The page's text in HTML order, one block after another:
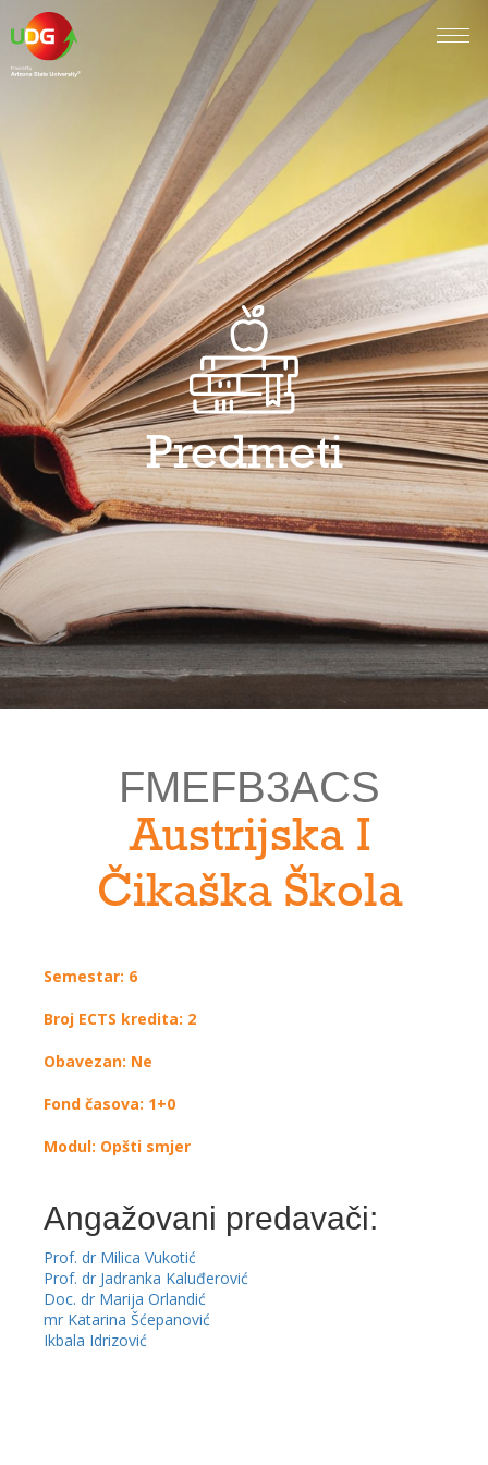
Predmeti
FMEFB3ACS
Austrijska I
Čikaška Škola
Semestar: 6
Broj ECTS kredita: 2
Obavezan: Ne
Fond časova: 1+0
Modul: Opšti smjer
Angažovani predavači:
Prof. dr Milica Vukotić
Prof. dr Jadranka Kaluđerović
Doc. dr Marija Orlandić
mr Katarina Šćepanović
Ikbala Idrizović